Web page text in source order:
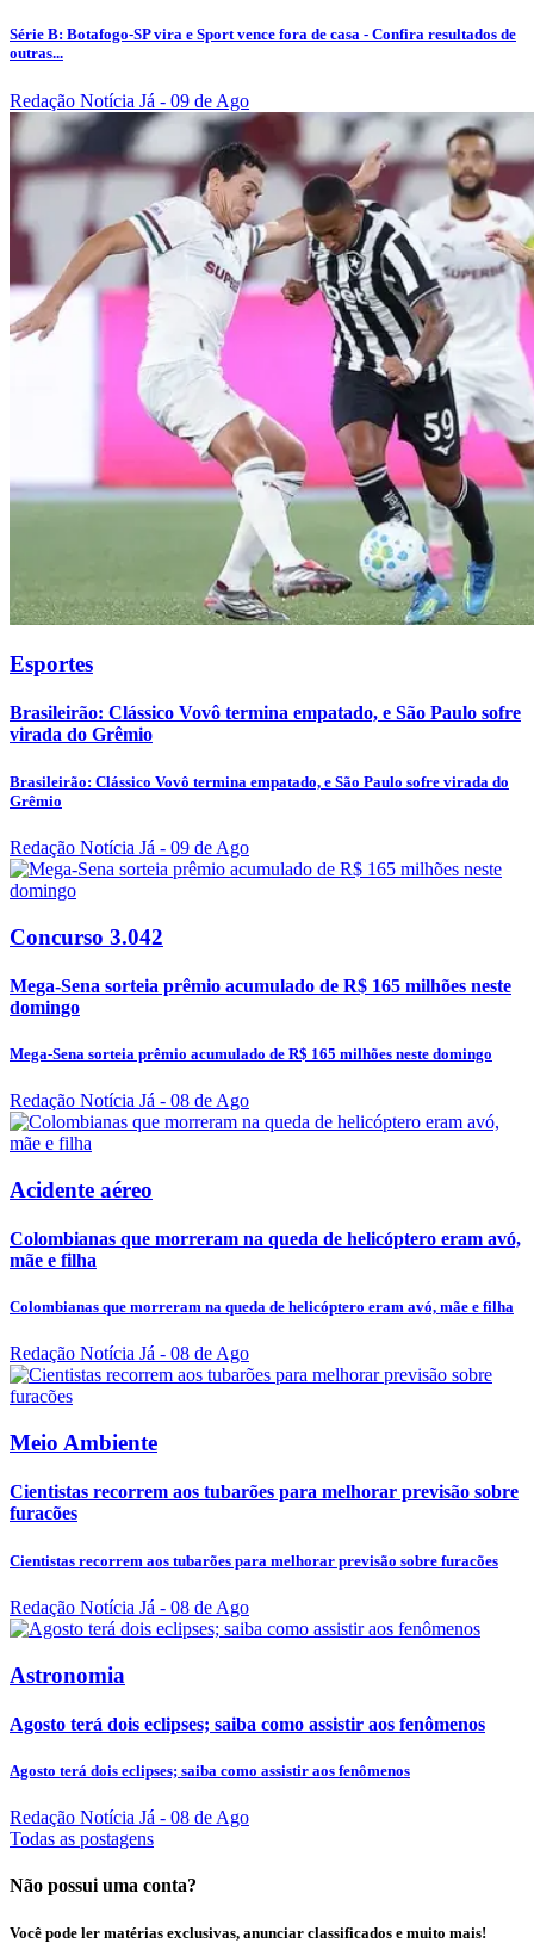
Série B: Botafogo-SP vira e Sport vence fora de casa - Confira resultados de
outras...
Redação Notícia Já - 09 de Ago
Esportes
Brasileirão: Clássico Vovô termina empatado, e São Paulo sofre
virada do Grêmio
Brasileirão: Clássico Vovô termina empatado, e São Paulo sofre virada do
Grêmio
Redação Notícia Já - 09 de Ago
Concurso 3.042
Mega-Sena sorteia prêmio acumulado de R$ 165 milhões neste
domingo
Mega-Sena sorteia prêmio acumulado de R$ 165 milhões neste domingo
Redação Notícia Já - 08 de Ago
Acidente aéreo
Colombianas que morreram na queda de helicóptero eram avó,
mãe e filha
Colombianas que morreram na queda de helicóptero eram avó, mãe e filha
Redação Notícia Já - 08 de Ago
Meio Ambiente
Cientistas recorrem aos tubarões para melhorar previsão sobre
furacões
Cientistas recorrem aos tubarões para melhorar previsão sobre furacões
Redação Notícia Já - 08 de Ago
Astronomia
Agosto terá dois eclipses; saiba como assistir aos fenômenos
Agosto terá dois eclipses; saiba como assistir aos fenômenos
Redação Notícia Já - 08 de Ago
Todas as postagens
Não possui uma conta?
Você pode ler matérias exclusivas, anunciar classificados e muito mais!